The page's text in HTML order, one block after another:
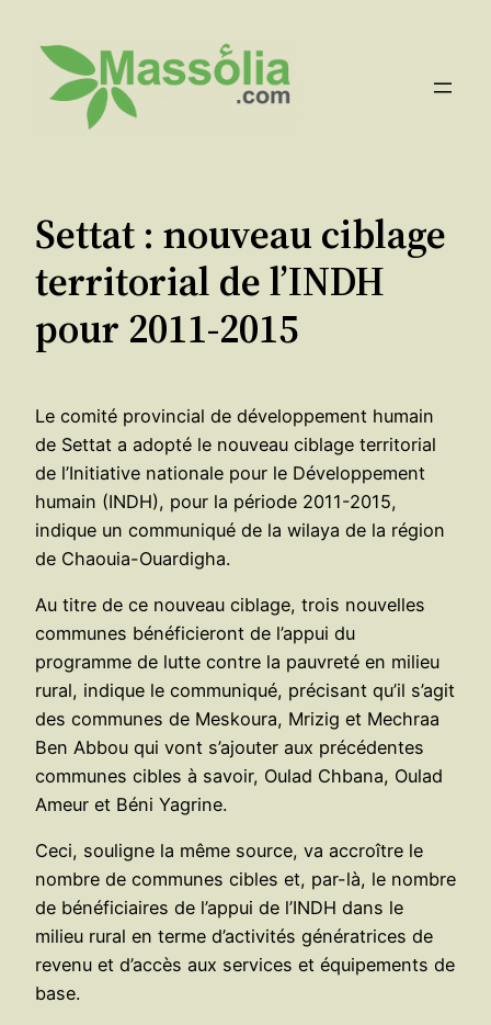
contenu
Settat : nouveau ciblage
territorial de l’INDH
pour 2011-2015
Le comité provincial de développement humain
de Settat a adopté le nouveau ciblage territorial
de l’Initiative nationale pour le Développement
humain (INDH), pour la période 2011-2015,
indique un communiqué de la wilaya de la région
de Chaouia-Ouardigha.
Au titre de ce nouveau ciblage, trois nouvelles
communes bénéficieront de l’appui du
programme de lutte contre la pauvreté en milieu
rural, indique le communiqué, précisant qu’il s’agit
des communes de Meskoura, Mrizig et Mechraa
Ben Abbou qui vont s’ajouter aux précédentes
communes cibles à savoir, Oulad Chbana, Oulad
Ameur et Béni Yagrine.
Ceci, souligne la même source, va accroître le
nombre de communes cibles et, par-là, le nombre
de bénéficiaires de l’appui de l’INDH dans le
milieu rural en terme d’activités génératrices de
revenu et d’accès aux services et équipements de
base.